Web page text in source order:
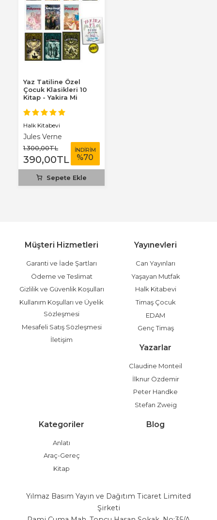
Yaz Tatiline Özel
Çocuk Klasikleri 10
Kitap - Yakira Mi
Halk Kitabevi
Jules Verne
1.300,00TL
390,00TL
İNDİRİM
%70
Sepete Ekle
Müşteri Hizmetleri
Garanti ve İade Şartları
Ödeme ve Teslimat
Gizlilik ve Güvenlik Koşulları
Kullanım Koşulları ve Üyelik
Sözleşmesi
Mesafeli Satış Sözleşmesi
İletişim
Yayınevleri
Can Yayınları
Yaşayan Mutfak
Halk Kitabevi
Timaş Çocuk
EDAM
Genç Timaş
Yazarlar
Claudine Monteil
İlknur Özdemir
Peter Handke
Stefan Zweig
Kategoriler
Anlatı
Araç-Gereç
Kitap
Blog
Yılmaz Basım Yayın ve Dağıtım Ticaret Limited
Şirketi